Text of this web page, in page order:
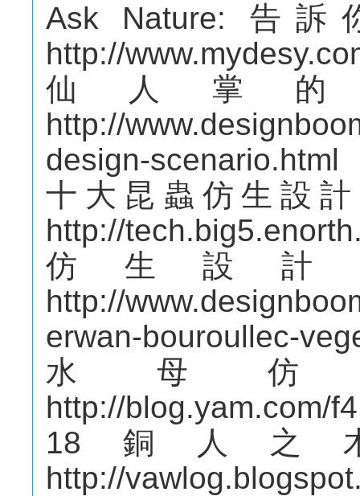
Ask Nature: 告
http://
仙人掌
http://
design-scenario.html
十大昆蟲仿生設
http://
仿生設
http://
erwan-bouroullec-
水母仿
http://blog.yam.com/
18銅人之
http://